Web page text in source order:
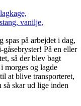
på arbejdet i dag,
På en eller
så der blev bagt
morges og lagde
at blive transporteret,
så skar ud lige inden